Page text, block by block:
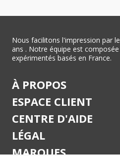
Nous facilitons l'impression par
ans . Notre équipe est
expérimentés basés en France.
À PROPOS
ESPACE CLIENT
CENTRE D'AIDE
LÉGAL
MARQUES